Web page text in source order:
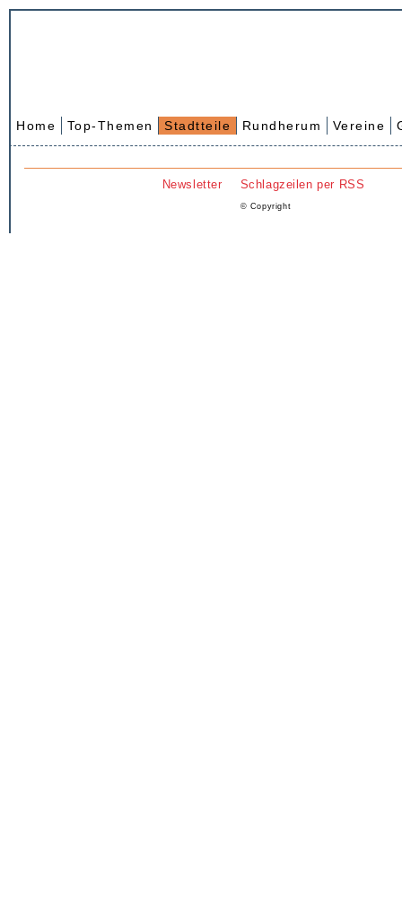
Home Top-Themen Stadtteile Rundherum Vereine
Newsletter Schlagzeilen per RSS
© Copyright